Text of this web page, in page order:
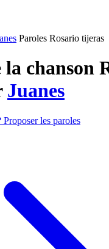
Paroles Rosario tijeras
la chanson
Juanes
les paroles